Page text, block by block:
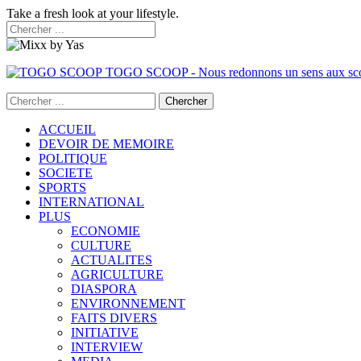
Take a fresh look at your lifestyle.
TOGO SCOOP - Nous redonnons un sens aux
ACCUEIL
DEVOIR DE MEMOIRE
POLITIQUE
SOCIETE
SPORTS
INTERNATIONAL
PLUS
ECONOMIE
CULTURE
ACTUALITES
AGRICULTURE
DIASPORA
ENVIRONNEMENT
FAITS DIVERS
INITIATIVE
INTERVIEW